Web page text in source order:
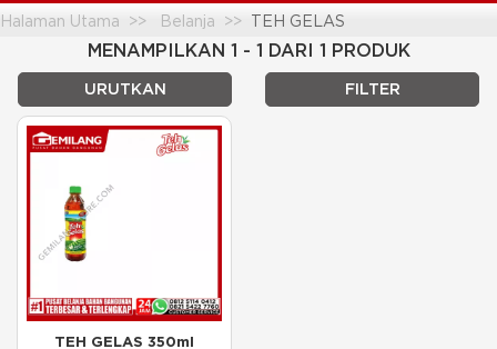
Halaman Utama Belanja TEH GELAS
MENAMPILKAN 1 - 1 DARI 1 PRODUK
URUTKAN FILTER
TEH GELAS 350ml